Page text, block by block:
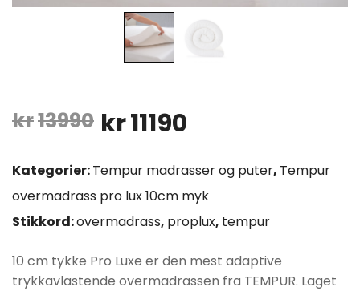
kr13990 Opprinnelig
pris
var:
kr13990.
kr11190
pris
er:
kr11190.
Kategorier:Tempur madrasser og puter, Tempur
overmadrass pro lux 10cm myk
Stikkord:overmadrass, proplux, tempur
10 cm tykke Pro Luxe er den mest adaptive
trykkavlastende overmadrassen fra TEMPUR. Laget